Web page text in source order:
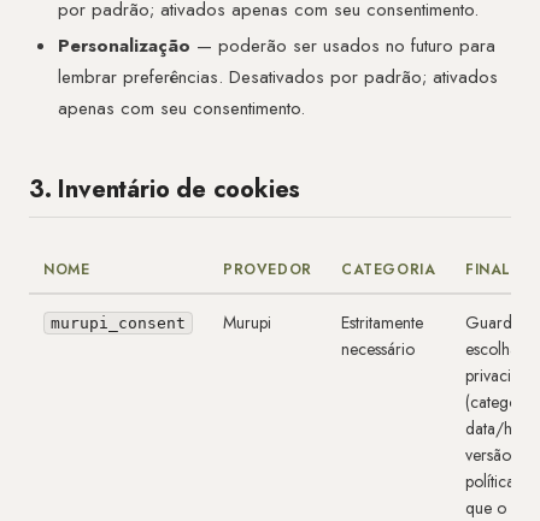
por padrão; ativados apenas com seu consentimento.
Personalização — poderão ser usados no futuro para
lembrar preferências. Desativados por padrão; ativados
apenas com seu consentimento.
3. Inventário de cookies
NOME PROVEDOR CATEGORIA
murupi_consent Murupi
Estritamente
necessário
Guarda
escolhas
data/hora,
versão da
política)
que o